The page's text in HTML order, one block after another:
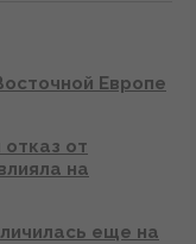
Европе
от
на
еще на